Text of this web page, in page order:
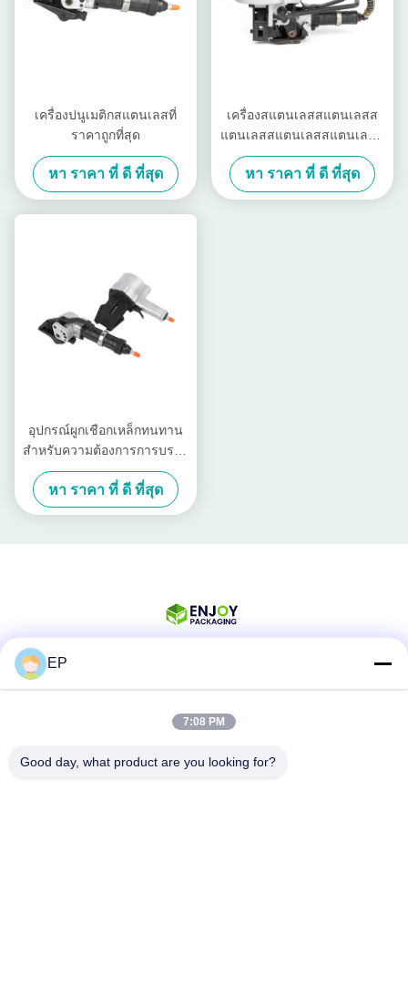
เครื่องปนูเมติกสแตนเลสที่
ราคาถูกที่สุด
หา ราคา ที่ ดี ที่สุด
เครื่องสแตนเลสสแตนเลสส
แตนเลสสแตนเลสสแตนเลสส
แตนเลสสแตนเลสสแตนเลสส
แตนเลส
หา ราคา ที่ ดี ที่สุด
อุปกรณ์ผูกเชือกเหล็กทนทาน
สําหรับความต้องการการบรรจุ
ภัณฑ์อุตสาหกรรม
หา ราคา ที่ ดี ที่สุด
สื่อสังคม
ติดต่อเร็ว
EP
7:08 PM
Good day, what product are you looking for?